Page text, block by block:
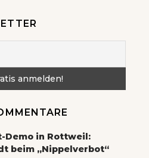
Demo in Rottweil:
beim „Nippelverbot“